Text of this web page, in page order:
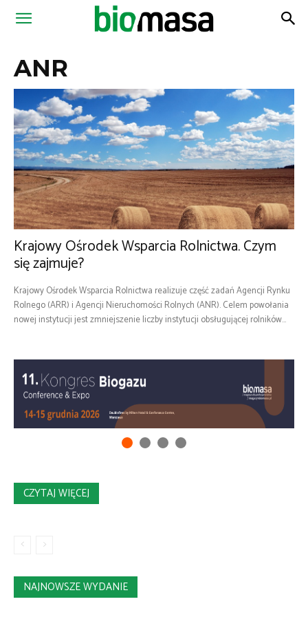
Magazyn
ANR
Krajowy Ośrodek Wsparcia Rolnictwa. Czym
się zajmuje?
Krajowy Ośrodek Wsparcia Rolnictwa realizuje część zadań Agencji Rynku
Rolnego (ARR) i Agencji Nieruchomości Rolnych (ANR). Celem powołania
nowej instytucji jest zmniejszenie liczby instytucji obsługującej rolników...
CZYTAJ WIĘCEJ
NAJNOWSZE WYDANIE